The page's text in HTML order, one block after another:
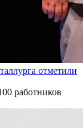
отметили
работников